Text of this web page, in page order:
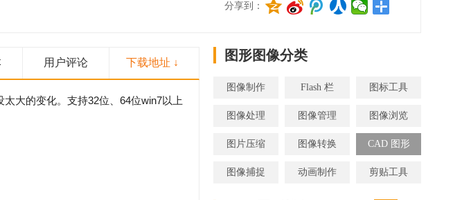
分享到：
用户评论 下载地址 ↓
大的变化。支持32位、64位win7以上
图形图像分类
图像制作 Flash 栏 图标工具
图像处理 图像管理 图像浏览
图片压缩 图像转换 CAD 图形
图像捕捉 动画制作 剪贴工具